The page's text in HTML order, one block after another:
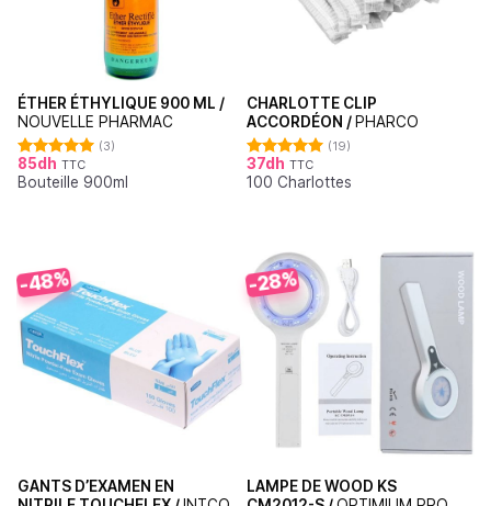
ÉTHER ÉTHYLIQUE 900 ML /
NOUVELLE PHARMAC
Note5.00
sur 5
(3)
85dh TTC
Bouteille 900ml
CHARLOTTE CLIP
ACCORDÉON / PHARCO
Note4.95
sur 5
(19)
37dh TTC
100 Charlottes
-48%
GANTS D’EXAMEN EN
-28%
LAMPE DE WOOD KS